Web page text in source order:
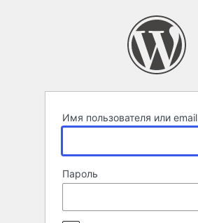
Имя пользователя или email
Пароль